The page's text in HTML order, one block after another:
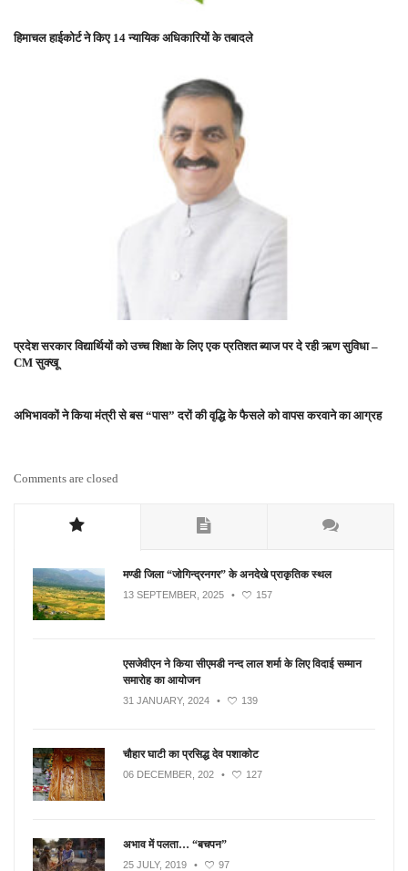
हिमाचल हाईकोर्ट ने किए 14 न्यायिक अधिकारियों के तबादले
प्रदेश सरकार विद्यार्थियों को उच्च शिक्षा के लिए एक प्रतिशत ब्याज पर दे रही ऋण सुविधा –
CM सुक्खू
अभिभावकों ने किया मंत्री से बस “पास” दरों की वृद्धि के फैसले को वापस करवाने का आग्रह
Comments are closed
मण्डी जिला “जोगिन्द्रनगर” के अनदेखे प्राकृतिक स्थल
13 SEPTEMBER, 2025 • 157
एसजेवीएन ने किया सीएमडी नन्‍द लाल शर्मा के लिए विदाई सम्मान
समारोह का आयोजन
31 JANUARY, 2024 • 139
चौहार घाटी का प्रसिद्ध देव पशाकोट
06 DECEMBER, 202 • 127
अभाव में पलता… “बचपन”
25 JULY, 2019 • 97